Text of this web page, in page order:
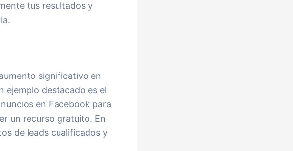
tus resultados y
significativo en
ejemplo destacado es el
en Facebook para
un recurso gratuito. En
de leads cualificados y